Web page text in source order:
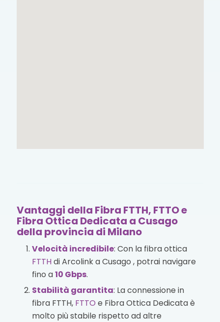
Vantaggi della Fibra FTTH, FTTO e
Fibra Ottica Dedicata a Cusago
della provincia di Milano
Velocità incredibile: Con la fibra ottica
FTTHdi Arcolink a Cusago , potrai navigare
fino a10 Gbps.
Stabilità garantita: La connessione in
fibra FTTH, FTTO e Fibra Ottica Dedicata è
molto più stabile rispetto ad altre